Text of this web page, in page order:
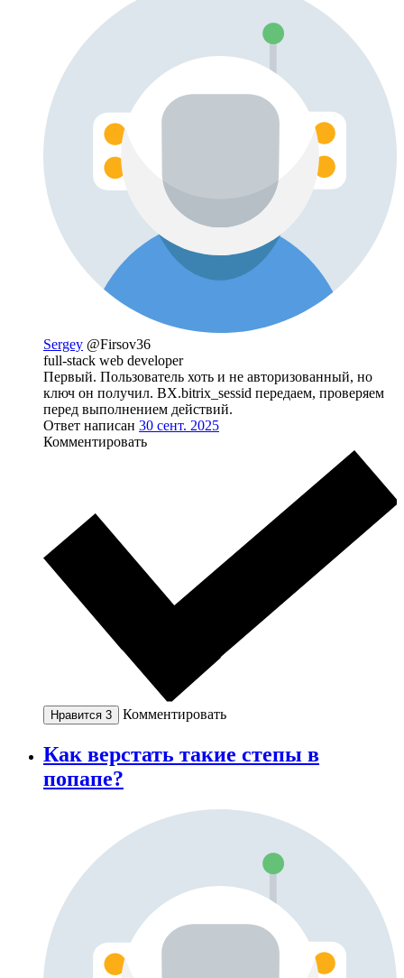
Sergey @Firsov36
full-stack web developer
Первый. Пользователь хоть и не авторизованный, но
ключ он получил. BX.bitrix_sessid передаем, проверяем
перед выполнением действий.
Ответ написан 30 сент. 2025
Комментировать
Нравится 3 Комментировать
Как верстать такие степы в
попапе?